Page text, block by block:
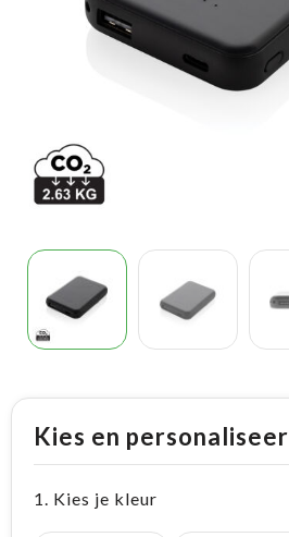
Kies en personaliseer
1. Kies je kleur